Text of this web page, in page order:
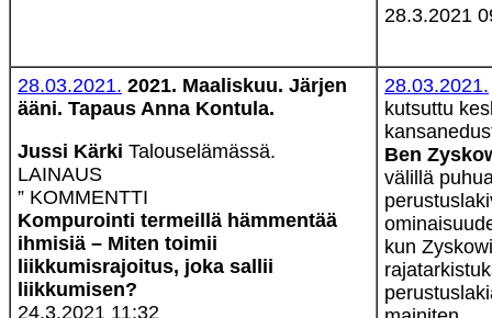
28.3.2021
28.03.2021. 2021. Maaliskuu. Järjen
ääni. Tapaus Anna Kontula.
Jussi Kärki Talouselämässä.
LAINAUS
” KOMMENTTI
Kompurointi termeillä hämmentää
ihmisiä – Miten toimii
liikkumisrajoitus, joka sallii
liikkumisen?
24.3.2021 11:32
28.03.2021.
kutsuttu
Ben
välillä
kun